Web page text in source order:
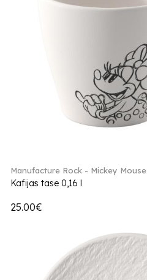
Manufacture Rock - Mickey Mouse
Kafijas tase 0,16 l
25.00€